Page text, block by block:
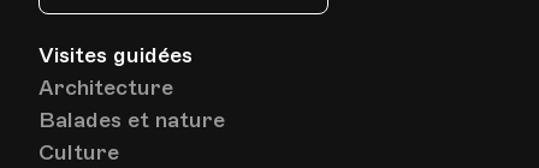
Visites guidées
Architecture
Balades et nature
Culture